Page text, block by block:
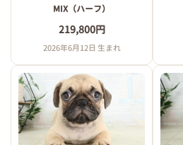
MIX（ハーフ）
219,800円
2026年6月12日 生まれ